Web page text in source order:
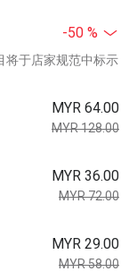
-50 %
将于店家规范中标示
MYR 64.00
MYR 128.00
MYR 36.00
MYR 72.00
MYR 29.00
MYR 58.00